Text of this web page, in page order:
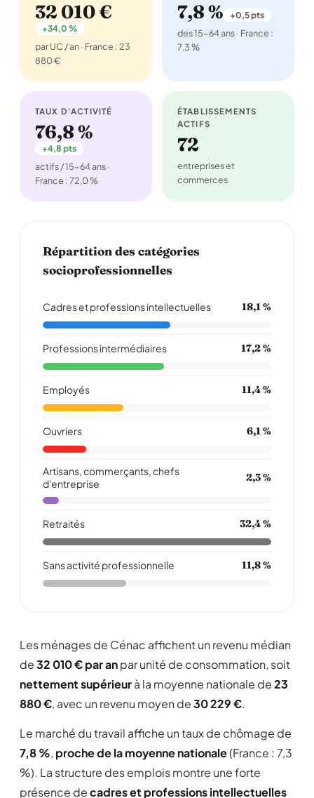
32 010 €
+34,0 %
par UC / an · France : 23
880 €
7,8 % +0,5 pts
des 15-64 ans · France :
7,3 %
TAUX D'ACTIVITÉ
76,8 %
+4,8 pts
actifs / 15-64 ans ·
France : 72,0 %
ÉTABLISSEMENTS
ACTIFS
72
entreprises et
commerces
Répartition des catégories
socioprofessionnelles
Cadres et professions intellectuelles 18,1 %
Professions intermédiaires 17,2 %
Employés 11,4 %
Ouvriers 6,1 %
Artisans, commerçants, chefs
d'entreprise
2,3 %
Retraités 32,4 %
Sans activité professionnelle 11,8 %
Les ménages de Cénac affichent un revenu médian
de32 010 € par anpar unité de consommation, soit
nettement supérieurà la moyenne nationale de23
880 €, avec un revenu moyen de30 229 €.
Le marché du travail affiche un taux de chômage de
7,8 %, proche de la moyenne nationale(France : 7,3
%). La structure des emplois montre une forte
présence decadres et professions intellectuelles